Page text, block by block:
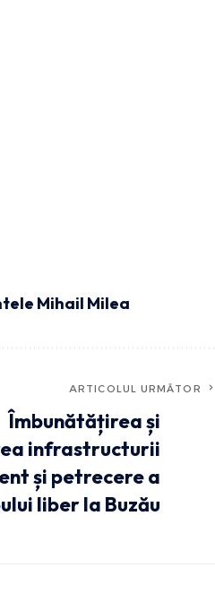
Mihail Milea
ARTICOLUL URMĂTOR
Îmbunătățirea și
infrastructurii
și petrecere a
liber la Buzău